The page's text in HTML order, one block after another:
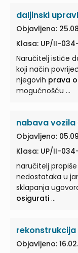
daljinski
Objavljeno:
Klasa: UP/II-
Naručitelj ističe
koji način
njegovih prava
mogućnošću ...
nabava vozila
Objavljeno:
Klasa: UP/II-
naručitelj
nedostataka u
sklapanja
osigurati ...
rekonstrukcija
Objavljeno: